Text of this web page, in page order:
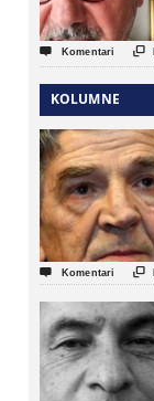
 Komentari 
KOLUMNE
 Komentari 